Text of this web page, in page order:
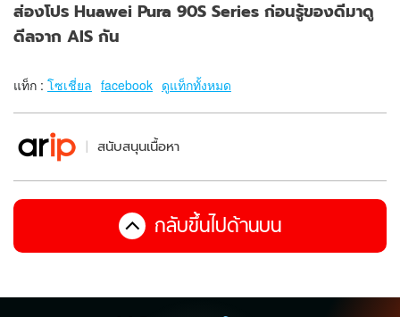
ส่องโปร Huawei Pura 90S Series ก่อนรู้ของดีมาดู
ดีลจาก AIS กัน
แท็ก : โซเชี่ยล facebook ดูแท็กทั้งหมด
สนับสนุนเนื้อหา
กลับขึ้นไปด้านบน